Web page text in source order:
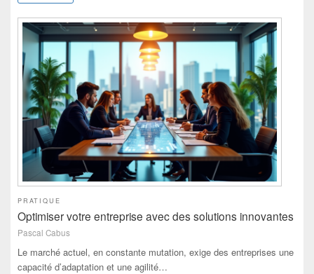
PRATIQUE
Optimiser votre entreprise avec des solutions innovantes
Pascal Cabus
Le marché actuel, en constante mutation, exige des entreprises une
capacité d’adaptation et une agilité…